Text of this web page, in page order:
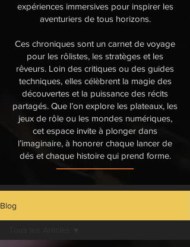
expériences immersives pour inspirer les
aventuriers de tous horizons.
Ces chroniques sont un carnet de voyage
pour les rôlistes, les stratèges et les
rêveurs. Loin des critiques ou des guides
techniques, elles célèbrent la magie des
découvertes et la puissance des récits
partagés. Que l’on explore les plateaux, les
jeux de rôle ou les mondes numériques,
cet espace invite à plonger dans
l’imaginaire, à honorer chaque lancer de
dés et chaque histoire qui prend forme.
Blog